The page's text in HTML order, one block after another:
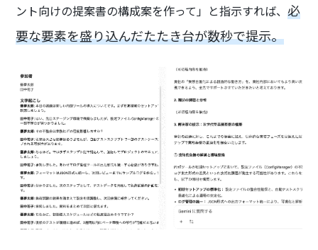
ント向けの提案書の構成案を作って」と指示すれば、必
要な要素を盛り込んだたたき台が数秒で提示。